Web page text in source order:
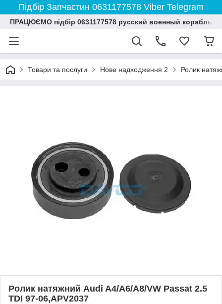
Підбір Запчастин 0631177578 Viber Telegram
ПРАЦЮЄМО підбір 0631177578 русский военный корабль
Товари та послуги Нове надходження 2 Ролик
Ролик натяжний Audi A4/A6/A8/VW Passat 2.5
TDI 97-06,APV2037